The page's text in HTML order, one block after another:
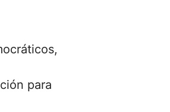
para